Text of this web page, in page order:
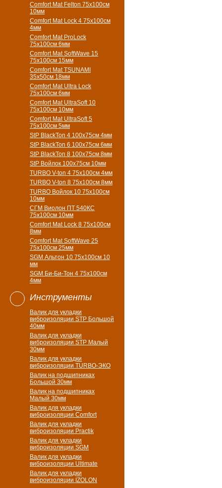
Comfort Mat Felton 75х100см
10мм
Comfort Mat Lock 4 75х100см
4мм
Comfort Mat ProLock
75х100см 6мм
Comfort Mat SoftWave 15
75х100см 15мм
Comfort Mat TSUNAMI
35х50см 18мм
Comfort Mat Ultra Lock
75х100см 6мм
Comfort Mat UltraSoft 10
75х100см 10мм
Comfort Mat UltraSoft 5
75х100см 5мм
StP BlackTon 4 100х75см 4мм
StP BlackTon 6 100х75см 6мм
StP BlackTon 8 100х75см 8мм
StP Войлок 100х75см 10мм
TURBO V-ton 4 75х100см 4мм
TURBO V-ton 8 75х100см 8мм
TURBO Войлок 10 75х100см
10мм
СГМ Виолон ПТ 540КС
75х100см 10мм
Comfort Mat Lock 8 75х100см
8мм
Comfort Mat SoftWave 25
75х100см 25мм
SGM Альтон 10 75x100см 10
мм
SGM Би-Би-Тон 4 75х100см
4мм
Инструменты
Валик для укладки
виброизоляции STP Большой
40мм
Валик для укладки
виброизоляции STP Малый
30мм
Валик для укладки
виброизоляции TURBO-ЭКО
Валик на подшипниках
Большой 30мм
Валик на подшипниках
Малый 30мм
Валик для укладки
виброизоляции Comfort
Валик для укладки
виброизоляции Practik
Валик для укладки
виброизоляции SGM
Валик для укладки
виброизоляции Ultimate
Валик для укладки
виброизоляции IZOLON